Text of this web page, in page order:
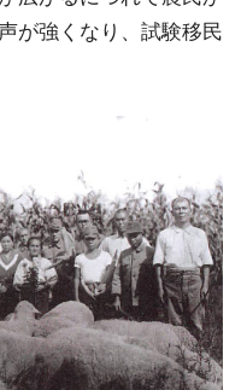
が強くなり、試験移民